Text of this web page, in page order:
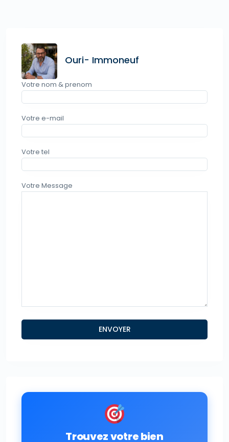
Ouri- Immoneuf
Votre nom & prenom
Votre e-mail
Votre tel
Votre Message
Trouvez votre bien